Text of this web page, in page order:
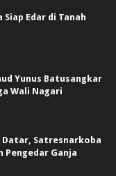
Edar di Tanah
Yunus Batusangkar
Wali Nagari
Datar, Satresnarkoba
Pengedar Ganja